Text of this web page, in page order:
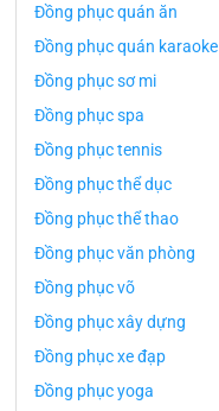
Đồng phục quán ăn
Đồng phục quán karaoke
Đồng phục sơ mi
Đồng phục spa
Đồng phục tennis
Đồng phục thể dục
Đồng phục thể thao
Đồng phục văn phòng
Đồng phục võ
Đồng phục xây dựng
Đồng phục xe đạp
Đồng phục yoga